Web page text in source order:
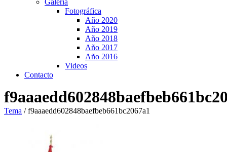
Galería
Fotográfica
Año 2020
Año 2019
Año 2018
Año 2017
Año 2016
Videos
Contacto
Tema /f9aaaedd602848baefbeb661bc2067a1